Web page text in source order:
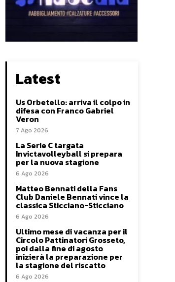
Latest
Us Orbetello: arriva il colpo in
difesa con Franco Gabriel
Veron
7 Ago 2026
La Serie C targata
Invictavolleyball si prepara
per la nuova stagione
6 Ago 2026
Matteo Bennati della Fans
Club Daniele Bennati vince la
classica Sticciano-Sticciano
6 Ago 2026
Ultimo mese di vacanza per il
Circolo Pattinatori Grosseto,
poi dalla fine di agosto
inizierà la preparazione per
la stagione del riscatto
6 Ago 2026